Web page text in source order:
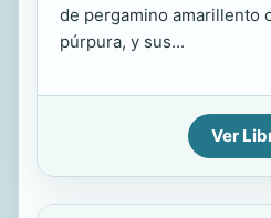
de pergamino amarillento
púrpura, y sus...
Ver